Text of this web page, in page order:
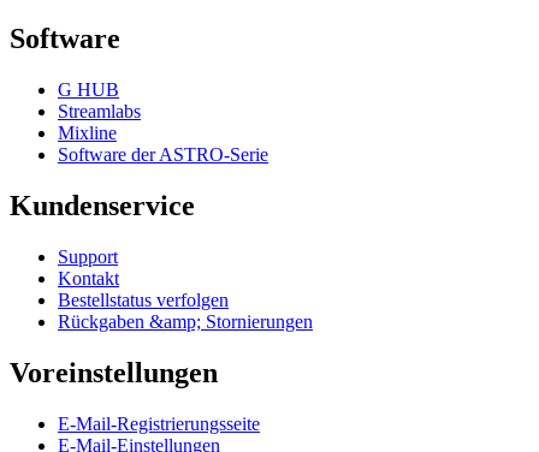
Software
G HUB
Streamlabs
Mixline
Software der ASTRO-Serie
Kundenservice
Support
Kontakt
Bestellstatus verfolgen
Rückgaben &amp; Stornierungen
Voreinstellungen
E-Mail-Registrierungsseite
E-Mail-Einstellungen